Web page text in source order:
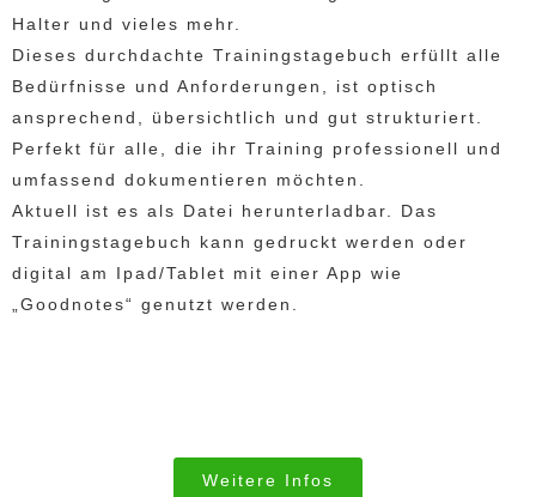
Halter und vieles mehr.
Dieses durchdachte Trainingstagebuch erfüllt alle
Bedürfnisse und Anforderungen, ist optisch
ansprechend, übersichtlich und gut strukturiert.
Perfekt für alle, die ihr Training professionell und
umfassend dokumentieren möchten.
Aktuell ist es als Datei herunterladbar. Das
Trainingstagebuch kann gedruckt werden oder
digital am Ipad/Tablet mit einer App wie
„Goodnotes“ genutzt werden.
Weitere Infos